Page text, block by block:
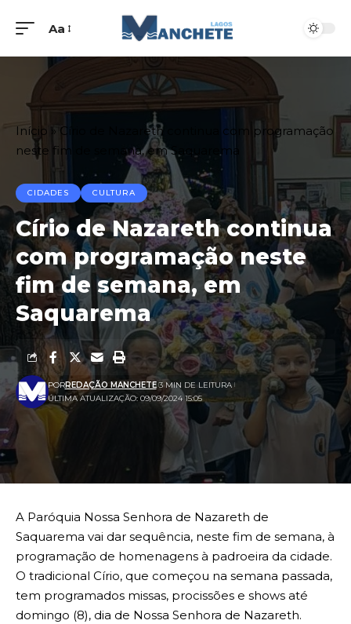
Aa
Início » Círio de Nazareth continua com programação
neste fim de semana, em Saquarema
CIDADES CULTURA
Círio de Nazareth continua
com programação neste
fim de semana, em
Saquarema
ÚLTIMA ATUALIZAÇÃO: 09/09/2024 15:05
PORREDAÇÃO MANCHETE 3 MIN DE LEITURA
A Paróquia Nossa Senhora de Nazareth de
Saquarema vai dar sequência, neste fim de semana, à
programação de homenagens à padroeira da cidade.
O tradicional Círio, que começou na semana passada,
tem programados missas, procissões e shows até
domingo (8), dia de Nossa Senhora de Nazareth.